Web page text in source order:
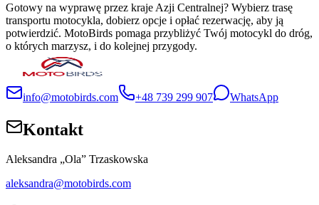
Gotowy na wyprawę przez kraje Azji Centralnej? Wybierz trasę
transportu motocykla, dobierz opcje i opłać rezerwację, aby ją
potwierdzić. MotoBirds pomaga przybliżyć Twój motocykl do dróg,
o których marzysz, i do kolejnej przygody.
info@motobirds.com +48 739 299 907 WhatsApp
Kontakt
Aleksandra „Ola” Trzaskowska
aleksandra@motobirds.com